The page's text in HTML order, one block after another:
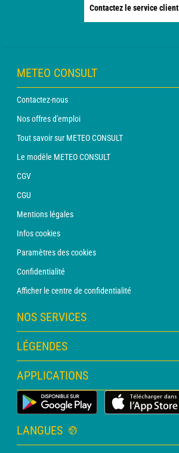
Contactez le service client
METEO CONSULT
Contactez-nous
Nos offres d'emploi
Tout savoir sur METEO CONSULT
Le modèle METEO CONSULT
CGV
CGU
Mentions légales
Infos cookies
Paramètres des cookies
Confidentialité
Afficher le centre de confidentialité
NOS SERVICES
Abonnement METEO Xpert
Abonnement METEO PRO
Consultation avec un prévisionniste
Bulletin PRO
LÉGENDES
Légende des cartes
Légende des pictogrammes
Glossaire
APPLICATIONS
Application Météo Terrestre
LANGUES